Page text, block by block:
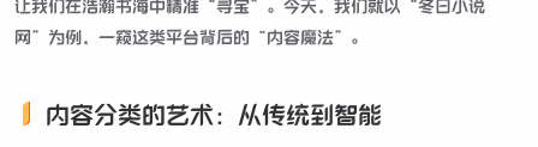
让我们在浩瀚书海中精准“寻宝”。今天，我们就以“冬日小说
网”为例，一窥这类平台背后的“内容魔法”。
内容分类的艺术：从传统到智能